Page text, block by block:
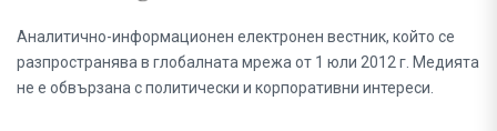
Аналитично-информационен електронен вестник, който се
разпространява в глобалната мрежа от 1 юли 2012 г. Медията
не е обвързана с политически и корпоративни интереси.